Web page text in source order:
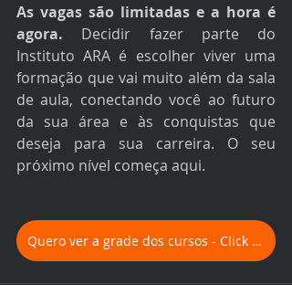
As vagas são limitadas e a hora é
agora. Decidir fazer parte do
Instituto ARA é escolher viver uma
formação que vai muito além da sala
de aula, conectando você ao futuro
da sua área e às conquistas que
deseja para sua carreira. O seu
próximo nível começa aqui.
Quero ver a grade dos cursos - Click aqui.